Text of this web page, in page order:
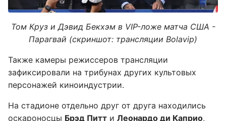
Том Круз и Дэвид Бекхэм в VIP-ложе матча США -
Парагвай (скриншот: трансляции Bolavip)
Также камеры режиссеров трансляции
зафиксировали на трибунах других культовых
персонажей киноиндустрии.
На стадионе отдельно друг от друга находились
оскароносцы Брэд Питт и Леонардо ди Каприо,